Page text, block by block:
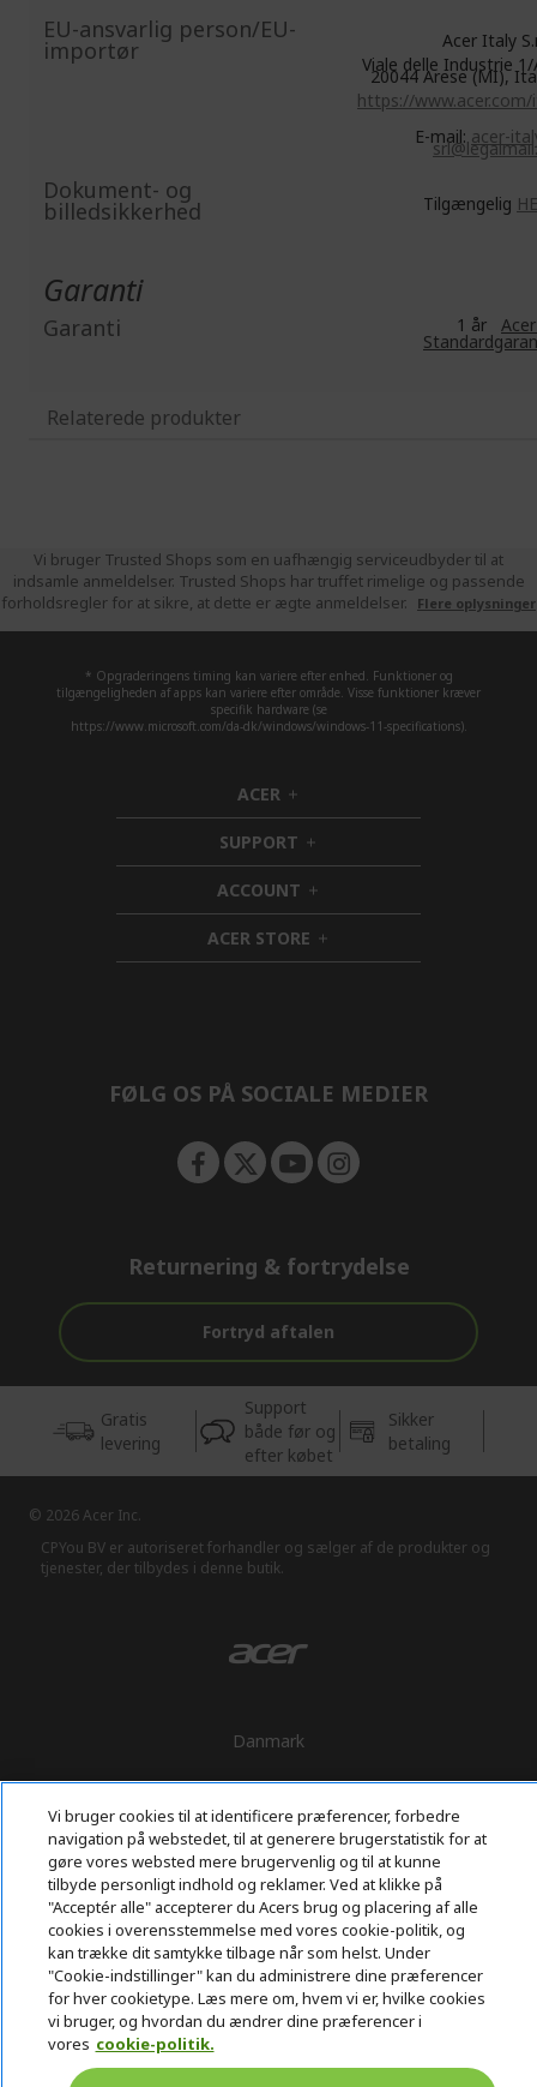
EU-ansvarlig person/EU-
importør
Acer Italy
Viale delle Industrie 1/
20044 Arese (MI),
https://
E-mail:acer-
Dokument- og
billedsikkerhed Tilgængelig
Garanti
Garanti 1 år
Relaterede produkter
Vi bruger Trusted Shops som en uafhængig serviceudbyder til at
indsamle anmeldelser. Trusted Shops har truffet rimelige og passende
forholdsregler for at sikre, at dette er ægte anmeldelser.
Flere oplysninger
* Opgraderingens timing kan variere efter enhed. Funktioner og
tilgængeligheden af apps kan variere efter område. Visse funktioner kræver
specifik hardware (se
https://www.microsoft.com/da-dk/windows/windows-11-specifications).
ACER h
i
d
d
e
n
SUPPORT h
i
d
e
n
ACCOUNT h
i
d
d
ACER STORE h
i
FØLG OS PÅ SOCIALE MEDIER
Returnering & fortrydelse
Fortryd aftalen
Gratis
levering
Support
både før og
efter købet
Sikker
betaling
© 2026 Acer Inc.
CPYou BV er autoriseret forhandler og sælger af de produkter og
tjenester, der tilbydes i denne butik.
Danmark
Vi bruger cookies til at identificere præferencer, forbedre
navigation på webstedet, til at generere brugerstatistik for at
gøre vores websted mere brugervenlig og til at kunne
tilbyde personligt indhold og reklamer. Ved at klikke på
"Acceptér alle" accepterer du Acers brug og placering af alle
cookies i overensstemmelse med vores cookie-politik, og
kan trække dit samtykke tilbage når som helst. Under
"Cookie-indstillinger" kan du administrere dine præferencer
for hver cookietype. Læs mere om, hvem vi er, hvilke cookies
vi bruger, og hvordan du ændrer dine præferencer i
vores cookie-politik.